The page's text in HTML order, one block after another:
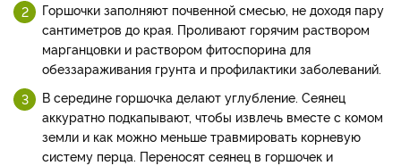
Горшочки заполняют почвенной смесью, не доходя пару
сантиметров до края. Проливают горячим раствором
марганцовки и раствором фитоспорина для
обеззараживания грунта и профилактики заболеваний.
В середине горшочка делают углубление. Сеянец
аккуратно подкапывают, чтобы извлечь вместе с комом
земли и как можно меньше травмировать корневую
систему перца. Переносят сеянец в горшочек и